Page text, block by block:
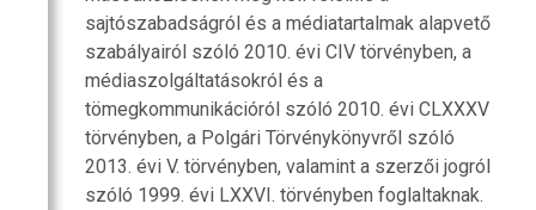
sajtószabadságról és a médiatartalmak alapvető
szabályairól szóló 2010. évi CIV törvényben, a
médiaszolgáltatásokról és a
tömegkommunikációról szóló 2010. évi CLXXXV
törvényben, a Polgári Törvénykönyvről szóló
2013. évi V. törvényben, valamint a szerzői jogról
szóló 1999. évi LXXVI. törvényben foglaltaknak.